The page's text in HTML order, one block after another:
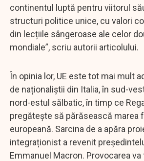
continentul luptă pentru viitorul
structuri politice unice, cu valori
din lecțiile sângeroase ale celor
mondiale”, scriu autorii articolului.
În opinia lor, UE este tot mai mult
de naționaliștii din Italia, în sud-
nord-estul sălbatic, în timp ce
pregătește să părăsească marea
europeană. Sarcina de a apăra
integraționist a revenit
Emmanuel Macron. Provocarea